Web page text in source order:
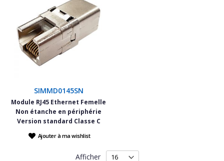
SIMMD0145SN
Module RJ45 Ethernet Femelle
Non étanche en périphérie
Version standard Classe C
Ajouter à ma wishlist
Afficher